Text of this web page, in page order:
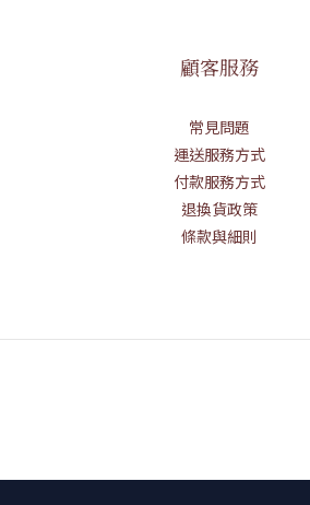
顧客服務
常見問題
運送服務方式
付款服務方式
退換貨政策
條款與細則